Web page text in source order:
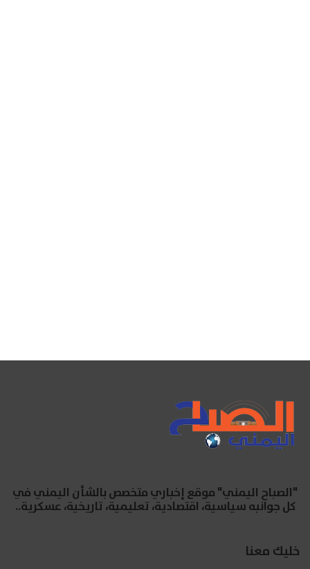
"الصباح اليمني" موقع إخباري متخصص بالشأن اليمني في
كل جوانبه سياسية، اقتصادية، تعليمية، تاريخية، عسكرية..
خليك معنا